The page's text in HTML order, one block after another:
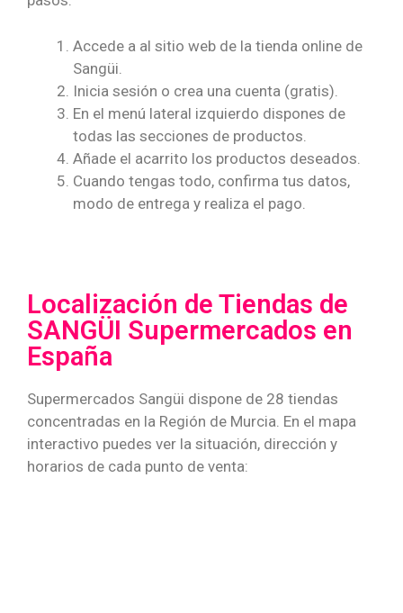
Accede a al sitio web de la tienda online de
Sangüi.
Inicia sesión o crea una cuenta (gratis).
En el menú lateral izquierdo dispones de
todas las secciones de productos.
Añade el acarrito los productos deseados.
Cuando tengas todo, confirma tus datos,
modo de entrega y realiza el pago.
Localización de Tiendas de
SANGÜI Supermercados en
España
Supermercados Sangüi dispone de 28 tiendas
concentradas en la Región de Murcia. En el mapa
interactivo puedes ver la situación, dirección y
horarios de cada punto de venta: